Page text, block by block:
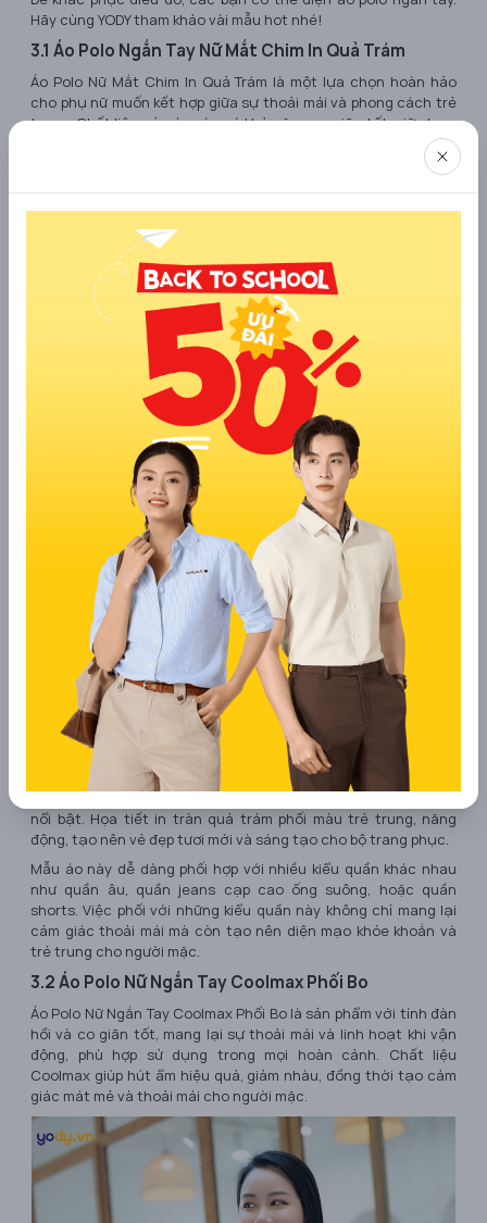
Hãy cùng YODY tham khảo vài mẫu hot nhé!
3.1 Áo Polo Ngắn Tay Nữ Mắt Chim In Quả Trám
Áo Polo Nữ Mắt Chim In Quả Trám là một lựa chọn hoàn hảo
cho phụ nữ muốn kết hợp giữa sự thoải mái và phong cách trẻ
trung. Chất liệu của áo này có khả năng co giãn tốt, giữ phom
áo vững chắc và ổn định trong quá trình sử dụng, mang lại
Áo Polo Ngắn Tay Nữ Mắt Chim In Quả Trám
nổi bật. Họa tiết in tràn quả trám phối màu trẻ trung, năng
động, tạo nên vẻ đẹp tươi mới và sáng tạo cho bộ trang phục.
Mẫu áo này dễ dàng phối hợp với nhiều kiểu quần khác nhau
như quần âu, quần jeans cạp cao ống suông, hoặc quần
shorts. Việc phối với những kiểu quần này không chỉ mang lại
cảm giác thoải mái mà còn tạo nên diện mạo khỏe khoắn và
trẻ trung cho người mặc.
3.2 Áo Polo Nữ Ngắn Tay Coolmax Phối Bo
Áo Polo Nữ Ngắn Tay Coolmax Phối Bo là sản phẩm với tính đàn
hồi và co giãn tốt, mang lại sự thoải mái và linh hoạt khi vận
động, phù hợp sử dụng trong mọi hoàn cảnh. Chất liệu
Coolmax giúp hút ẩm hiệu quả, giảm nhàu, đồng thời tạo cảm
giác mát mẻ và thoải mái cho người mặc.